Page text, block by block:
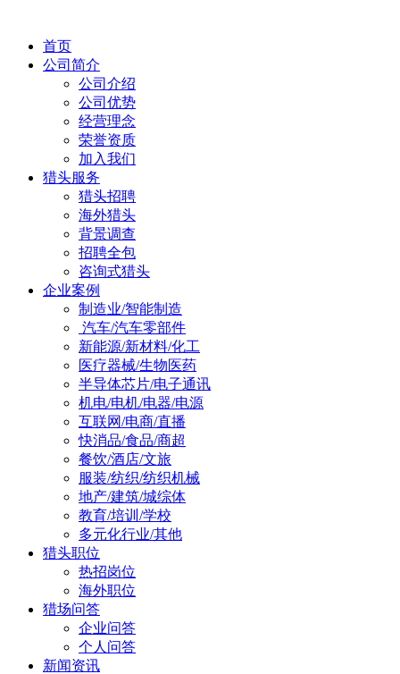
首页
公司简介
公司介绍
公司优势
经营理念
荣誉资质
加入我们
猎头服务
猎头招聘
海外猎头
背景调查
招聘全包
咨询式猎头
企业案例
制造业/智能制造
汽车/汽车零部件
新能源/新材料/化工
医疗器械/生物医药
半导体芯片/电子通讯
机电/电机/电器/电源
互联网/电商/直播
快消品/食品/商超
餐饮/酒店/文旅
服装/纺织/纺织机械
地产/建筑/城综体
教育/培训/学校
多元化行业/其他
猎头职位
热招岗位
海外职位
猎场问答
企业问答
个人问答
新闻资讯